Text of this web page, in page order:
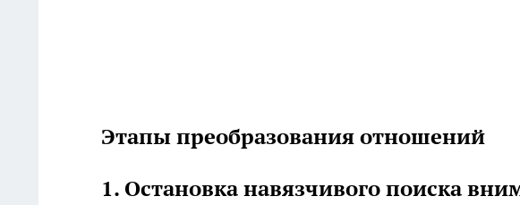
Этапы преобразования отношений
1. Остановка навязчивого поиска